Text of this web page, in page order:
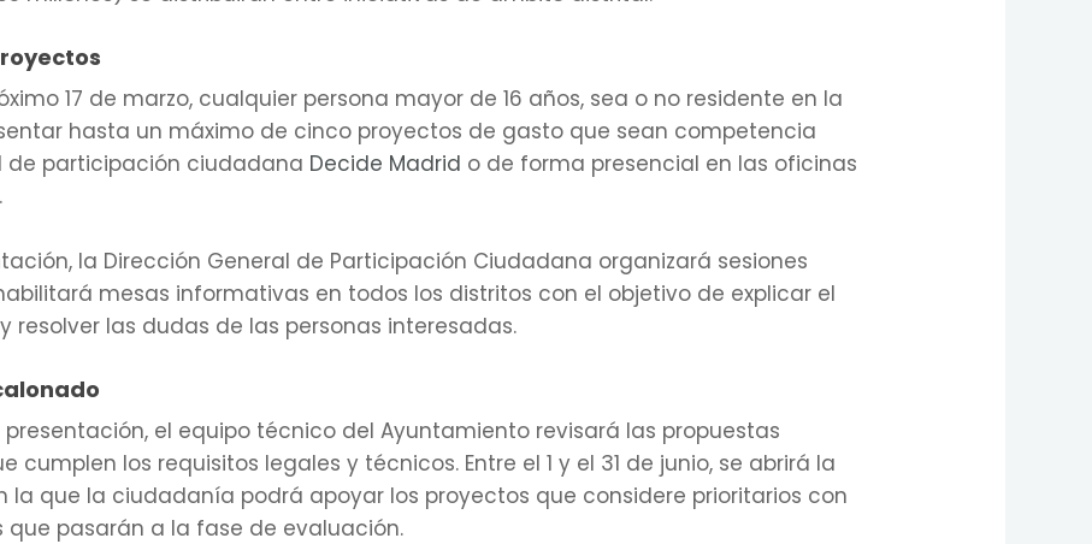
17 de marzo, cualquier persona mayor de 16 años, sea o no residente en la
hasta un máximo de cinco proyectos de gasto que sean competencia
de participación ciudadana Decide Madrid o de forma presencial en las oficinas
la Dirección General de Participación Ciudadana organizará sesiones
mesas informativas en todos los distritos con el objetivo de explicar el
resolver las dudas de las personas interesadas.
el equipo técnico del Ayuntamiento revisará las propuestas
cumplen los requisitos legales y técnicos. Entre el 1 y el 31 de junio, se abrirá la
la que la ciudadanía podrá apoyar los proyectos que considere prioritarios con
pasarán a la fase de evaluación.